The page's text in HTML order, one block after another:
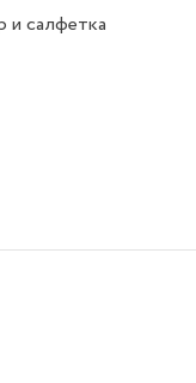
и салфетка